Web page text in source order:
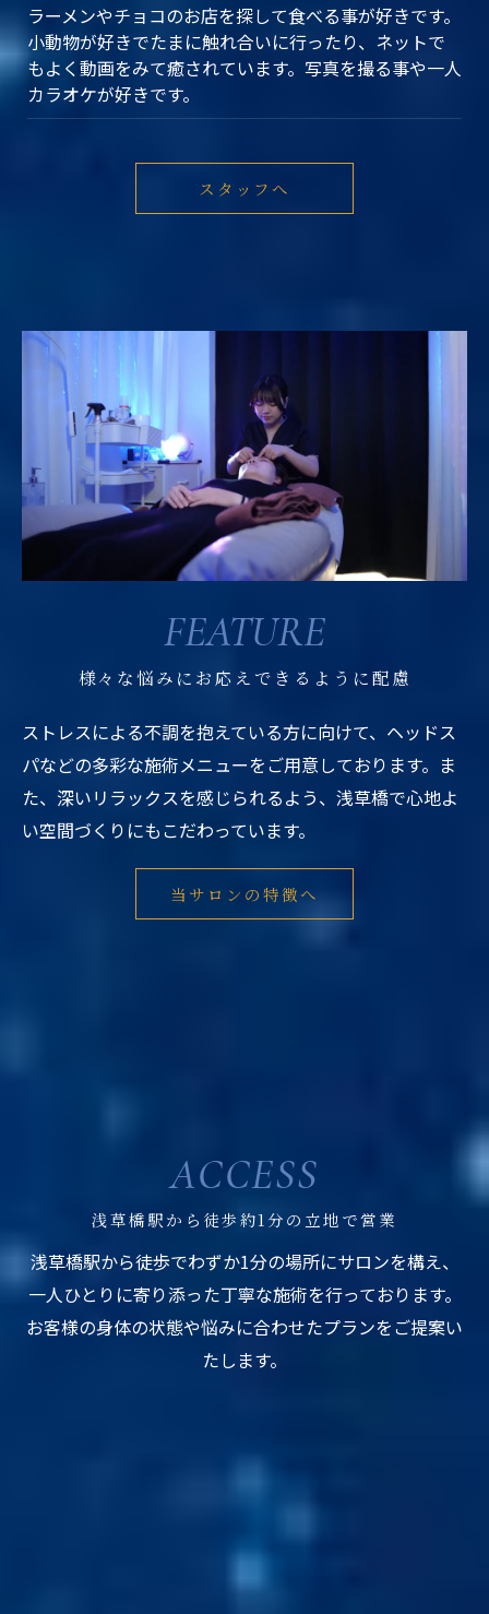
ラーメンやチョコのお店を探して食べる事が好きです。
小動物が好きでたまに触れ合いに行ったり、ネットで
もよく動画をみて癒されています。写真を撮る事や一人
カラオケが好きです。
スタッフへ
FEATURE
様々な悩みにお応えできるように配慮
ストレスによる不調を抱えている方に向けて、ヘッドス
パなどの多彩な施術メニューをご用意しております。ま
た、深いリラックスを感じられるよう、浅草橋で心地よ
い空間づくりにもこだわっています。
当サロンの特徴へ
浅草橋駅から徒歩約1分の立地で営業
ACCESS
浅草橋駅から徒歩でわずか1分の場所にサロンを構え、
一人ひとりに寄り添った丁寧な施術を行っております。
お客様の身体の状態や悩みに合わせたプランをご提案い
たします。